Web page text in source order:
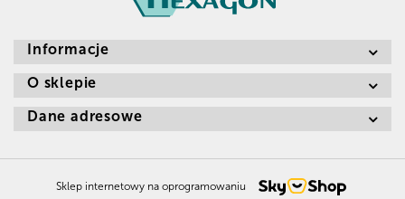
Dane adresowe
Informacje
O sklepie
Sklep internetowy na oprogramowaniu